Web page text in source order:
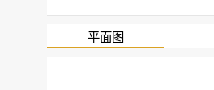
平面图